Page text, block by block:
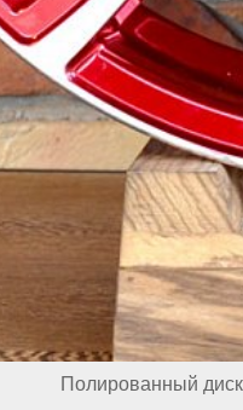
Полированный